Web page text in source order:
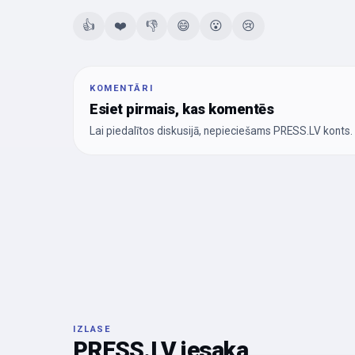
👍 ❤️ 👎 😄 😮 😢
KOMENTĀRI
Esiet pirmais, kas komentēs
Lai piedalītos diskusijā, nepieciešams PRESS.LV konts.
IZLASE